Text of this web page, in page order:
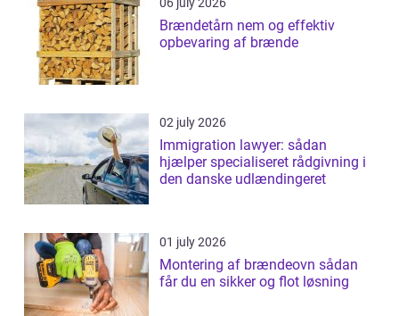
06 july 2026
Brændetårn nem og effektiv
opbevaring af brænde
02 july 2026
Immigration lawyer: sådan
hjælper specialiseret rådgivning i
den danske udlændingeret
01 july 2026
Montering af brændeovn sådan
får du en sikker og flot løsning